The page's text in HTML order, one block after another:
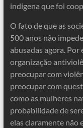
indígena que foi
O fato de que as
500 anos não
abusadas agora. Por
organização
preocupar com
preocupar com
como as mulheres
probabilidade de
elas claramente não